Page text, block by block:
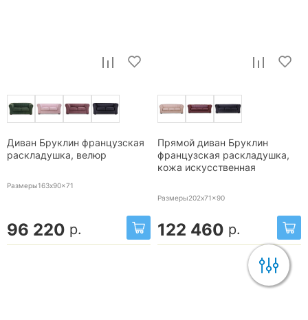
Диван Бруклин французская
раскладушка, велюр
Размеры163x90x71
96 220 р.
Прямой диван Бруклин
французская раскладушка,
кожа искусственная
Размеры202x71x90
122 460 р.